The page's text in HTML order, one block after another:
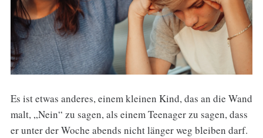
Es ist etwas anderes, einem kleinen Kind, das an die Wand
malt, „Nein“ zu sagen, als einem Teenager zu sagen, dass
er unter der Woche abends nicht länger weg bleiben darf.